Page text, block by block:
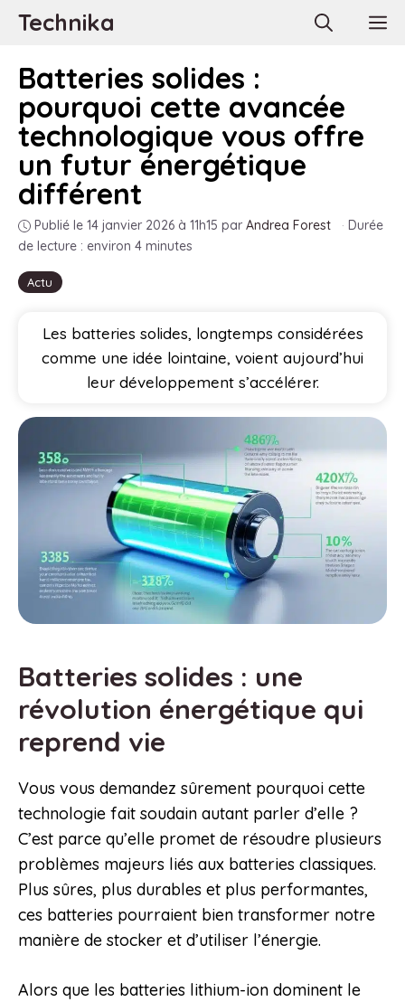
AllerTechnika
Actu
Batteries solides :
pourquoi cette avancée
technologique vous offre
un futur énergétique
différent
Publié le 14 janvier 2026 à 11h15 par Andrea Forest · Durée
de lecture : environ 4 minutes
Les batteries solides, longtemps considérées
comme une idée lointaine, voient aujourd’hui
leur développement s’accélérer.
Batteries solides : une
révolution énergétique qui
reprend vie
Vous vous demandez sûrement pourquoi cette
technologie fait soudain autant parler d’elle ?
C’est parce qu’elle promet de résoudre plusieurs
problèmes majeurs liés aux batteries classiques.
Plus sûres, plus durables et plus performantes,
ces batteries pourraient bien transformer notre
manière de stocker et d’utiliser l’énergie.
Alors que les batteries lithium-ion dominent le